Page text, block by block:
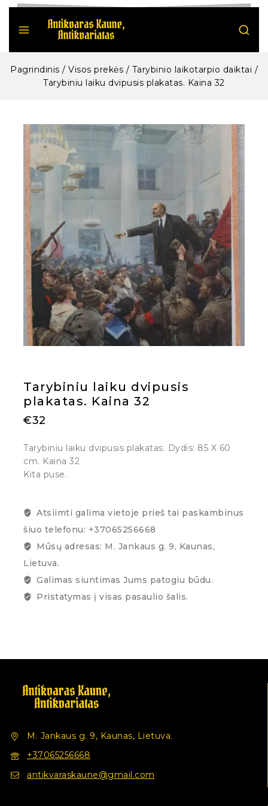
Pagrindinis / Visos prekės / Tarybinio laikotarpio daiktai /
Tarybiniu laiku dvipusis plakatas. Kaina 32
Tarybiniu laiku dvipusis
plakatas. Kaina 32
€32
Tarybiniu laiku dvipusis plakatas. Dydis: 85 X 60
cm. Kaina 32
Kita puse.
Atsiimti galima vietoje prieš tai paskambinus
šiuo telefonu: +37065256668
Mūsų adresas: M. Jankaus g. 9, Kaunas,
Lietuva.
Galimas siuntimas Jums patogiu būdu.
Pristatymas į visas pasaulio šalis.
M. Jankaus g. 9, Kaunas, Lietuva.
+37065256668
antikvaraskaune@gmail.com